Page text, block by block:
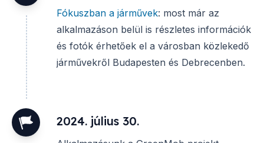
Fókuszban a járművek: most már az
alkalmazáson belül is részletes információk
és fotók érhetőek el a városban közlekedő
járművekről Budapesten és Debrecenben.
2024. július 30.